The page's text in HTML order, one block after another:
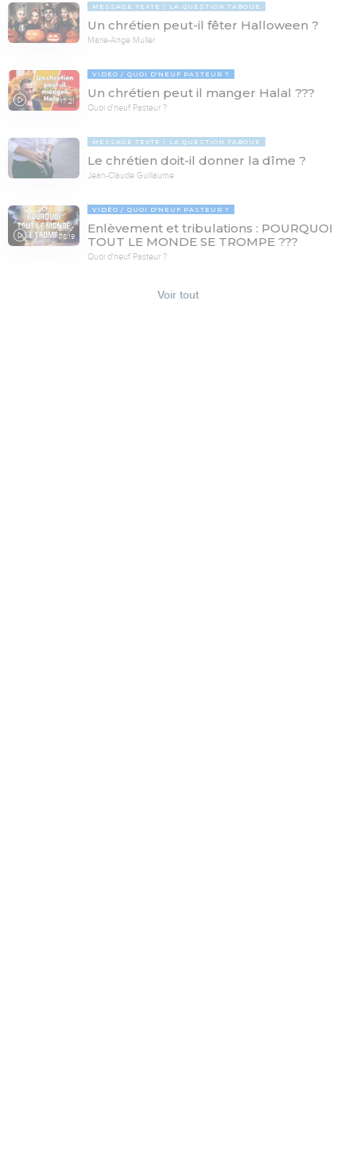
MESSAGE TEXTE LA QUESTION TABOUE
Un chrétien peut-il fêter Halloween ?
Marie-Ange Muller
17:21
VIDÉO QUOI D'NEUF PASTEUR ?
Un chrétien peut il manger Halal ???
Quoi d'neuf Pasteur ?
MESSAGE TEXTE LA QUESTION TABOUE
Le chrétien doit-il donner la dîme ?
Jean-Claude Guillaume
78:19
VIDÉO QUOI D'NEUF PASTEUR ?
Enlèvement et tribulations : POURQUOI
TOUT LE MONDE SE TROMPE ???
Quoi d'neuf Pasteur ?
Voir tout